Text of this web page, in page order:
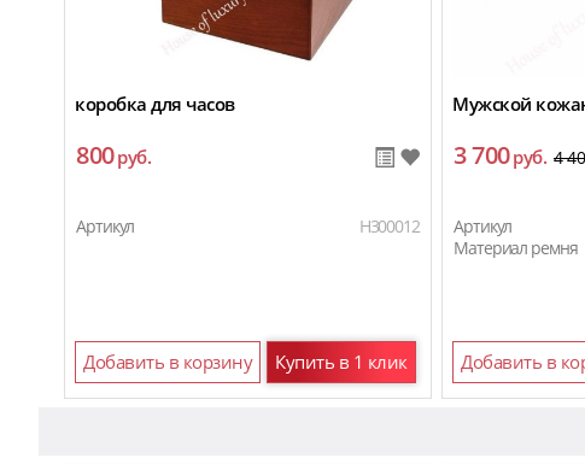
коробка для часов
800руб.
Артикул H300012
Добавить в корзину Купить в 1 клик
Мужской
3 700руб. 4
Артикул
Материал ремня
Добавить в